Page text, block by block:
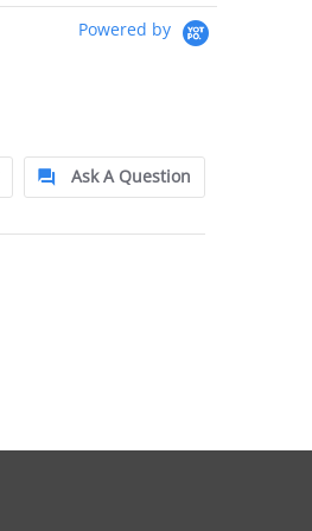
Powered by
Ask A Question